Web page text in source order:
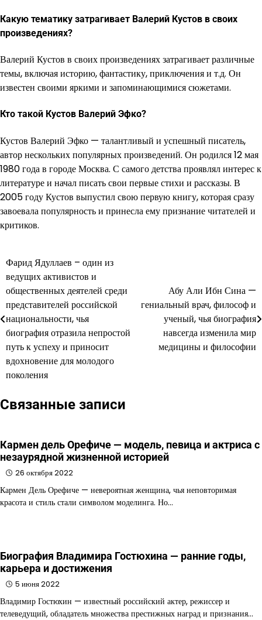
Какую тематику затрагивает Валерий Кустов в своих
произведениях?
Валерий Кустов в своих произведениях затрагивает различные
темы, включая историю, фантастику, приключения и т.д. Он
известен своими яркими и запоминающимися сюжетами.
Кто такой Кустов Валерий Эфко?
Кустов Валерий Эфко — талантливый и успешный писатель,
автор нескольких популярных произведений. Он родился 12 мая
1980 года в городе Москва. С самого детства проявлял интерес к
литературе и начал писать свои первые стихи и рассказы. В
2005 году Кустов выпустил свою первую книгу, которая сразу
завоевала популярность и принесла ему признание читателей и
критиков.
Навигация
по
записям
Фарид Ядуллаев – один из
ведущих активистов и
общественных деятелей среди
представителей российской
национальности, чья
биография отразила непростой
путь к успеху и приносит
вдохновение для молодого
поколения
Абу Али Ибн Сина —
гениальный врач, философ и
ученый, чья биография
навсегда изменила мир
медицины и философии
Связанные записи
Кармен дель Орефиче — модель, певица и актриса с
незаурядной жизненной историей
26 октября 2022
Кармен Дель Орефиче — невероятная женщина, чья неповторимая
красота и стиль стали символом моделинга. Но…
Биография Владимира Гостюхина — ранние годы,
карьера и достижения
5 июня 2022
Владимир Гостюхин — известный российский актер, режиссер и
телеведущий, обладатель множества престижных наград и признания…